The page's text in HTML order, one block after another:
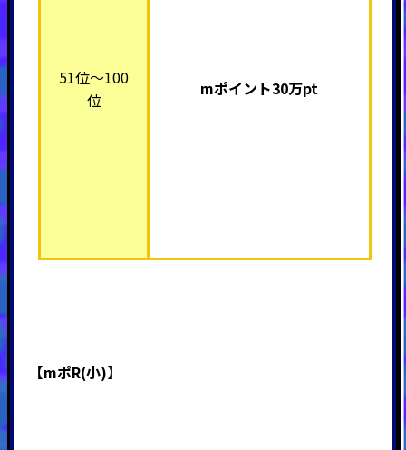
51位～100
位
mポイント30万pt
【mポR(小)】